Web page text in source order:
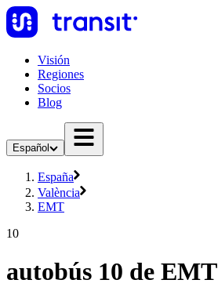
Visión
Regiones
Socios
Blog
Español
España
València
EMT
10
autobús 10 de EMT